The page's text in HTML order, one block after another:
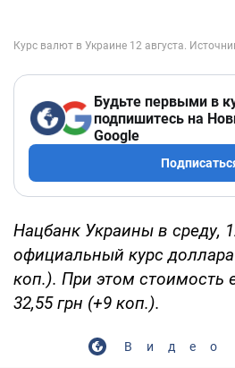
Будьте первыми в
подпишитесь на
Google
Нацбанк Украины в среду,
официальный курс доллара
коп.). При этом стоимость
32,55 грн (+9 коп.).
Видео